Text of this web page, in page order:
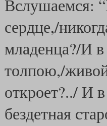
Вслушаемся:
сердце,/
младенца?/И
толпою,/
откроет?../ И
бездетная